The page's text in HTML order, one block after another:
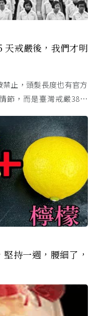
天戒嚴後，我們才明
止，頭髮長度也有官方
節，而是臺灣戒嚴38年
持一週，腰細了，